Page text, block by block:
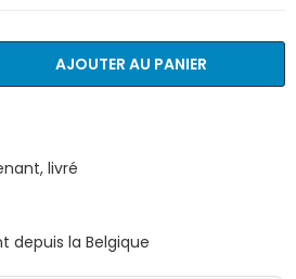
AJOUTER AU PANIER
livré
depuis la Belgique